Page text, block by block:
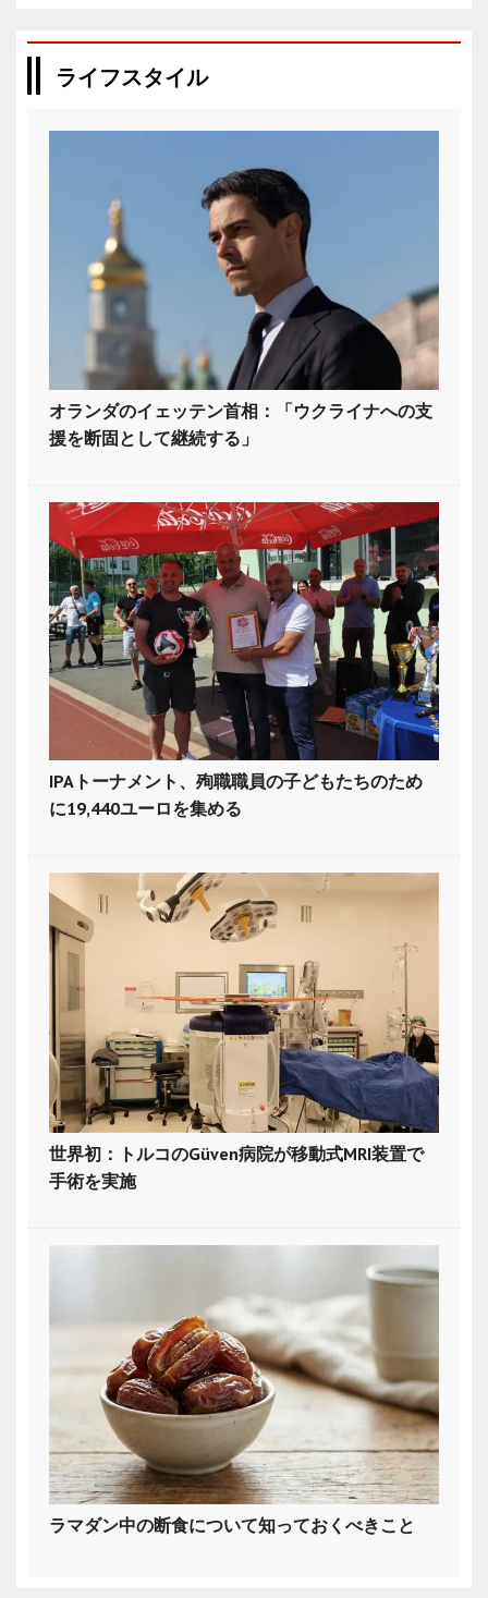
ライフスタイル
オランダのイェッテン首相：「ウクライナへの支
援を断固として継続する」
IPAトーナメント、殉職職員の子どもたちのため
に19,440ユーロを集める
世界初：トルコのGüven病院が移動式MRI装置で
手術を実施
ラマダン中の断食について知っておくべきこと